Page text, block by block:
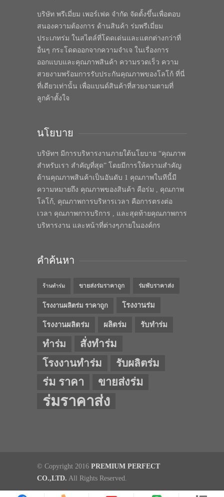
บริษัท พรีเมี่ยม เพอร์เฟค จำกัด จัดตั้งขึ้นเพื่อตอบ
สนองความต้องการ ด้านสินค้า ร่มพรีเมี่ยม
ประเภทร่ม ในสไตล์ที่โดดเด่นและแตกต่างกว่าที่
อื่นๆ กระโดดออกจากความจำเจ ในเรื่องการ
ออกแบบและคุณภาพสินค้า ความรวดเร็ว ความ
สวยงามพร้อมการรับประกันคุณภาพของโลโก้ ที่นี่
ที่เดียวเท่านั้น เพื่อแบนด์สินค้าที่สวยงามตามที่
ลูกค้าตั้งใจ
นโยบาย
บริษัทฯ มีการบริหารงานภายใต้นโยบาย “คุณภาพ
สำหรับเรา สำคัญที่สุด” โดยมีการให้ความสำคัญ
ด้านคุณภาพสินค้าเป็นอันดับ 1 คุณภาพในทีนี้มี
ความหมายถึง คุณภาพของสินค้า คือร่ม , คุณภาพ
โลโก้, คุณภาพการบริหารเวลา คือการตรงต่อ
เวลา คุณภาพการบริการ , และสุดท้ายคุณภาพการ
บริหารงาน และหน้าที่ต่างๆภายในองค์กร
คำค้นหา
ร้านทำร่ม ขายส่งร่มราคาถูก ร่มพับราคาส่ง
โรงงานผลิตร่ม ราคาถูก โรงงานร่ม
โรงงานผลิตร่ม ผลิตร่ม รับทำร่ม
ทำร่ม
สั่งทำร่ม
โรงงานทำร่ม
รับผลิตร่ม
ร่ม ราคา ขายส่งร่ม
ร่มราคาส่ง
© Copyright 2016 PREMIUM PERFECT
CO.,LTD. All Rights Reserved.